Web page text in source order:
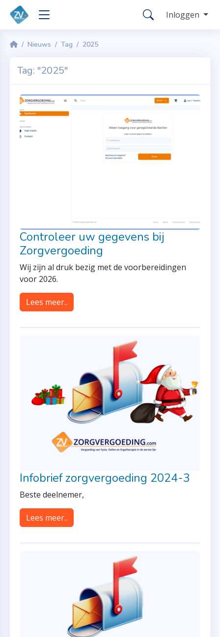
Inloggen
Nieuws Tag 2025
Tag: "2025"
Controleer uw gegevens bij
Zorgvergoeding
Wij zijn al druk bezig met de voorbereidingen
voor 2026.
Lees meer..
Infobrief zorgvergoeding 2024-3
Beste deelnemer,
Lees meer..